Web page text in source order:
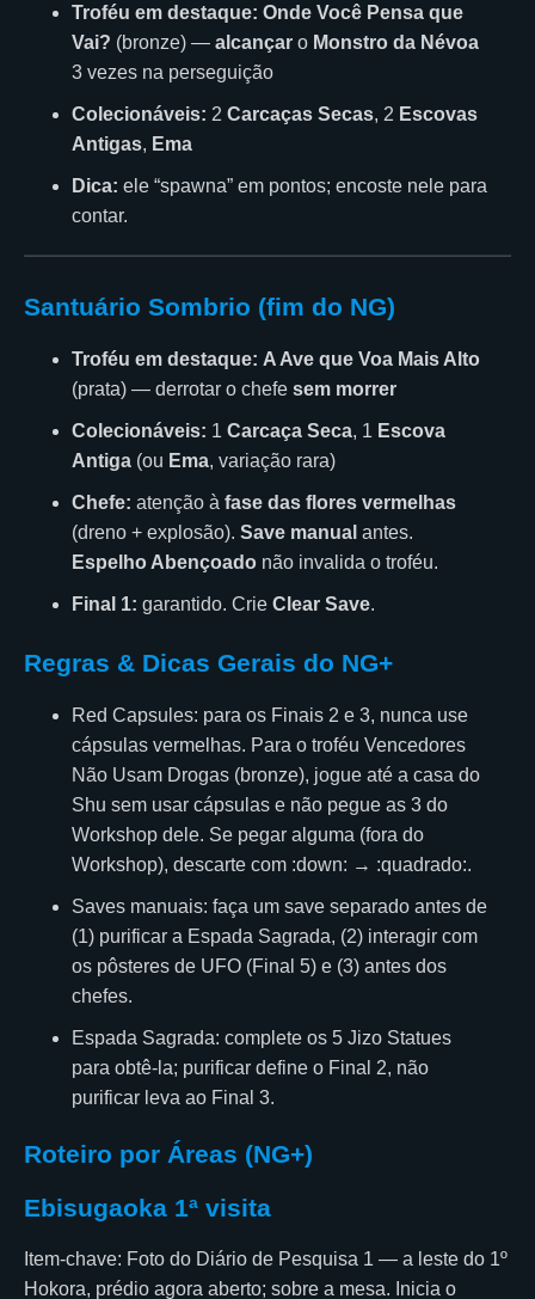
Troféu em destaque: Onde Você Pensa que
Vai? (bronze) — alcançar o Monstro da Névoa
3 vezes na perseguição
Colecionáveis: 2 Carcaças Secas, 2 Escovas
Antigas, Ema
Dica: ele “spawna” em pontos; encoste nele para
contar.
Santuário Sombrio (fim do NG)
Troféu em destaque: A Ave que Voa Mais Alto
(prata) — derrotar o chefe sem morrer
Colecionáveis: 1 Carcaça Seca, 1 Escova
Antiga (ou Ema, variação rara)
Chefe: atenção à fase das flores vermelhas
(dreno + explosão). Save manual antes.
Espelho Abençoado não invalida o troféu.
Final 1: garantido. Crie Clear Save.
Regras & Dicas Gerais do NG+
Red Capsules: para os Finais 2 e 3, nunca use
cápsulas vermelhas. Para o troféu Vencedores
Não Usam Drogas (bronze), jogue até a casa do
Shu sem usar cápsulas e não pegue as 3 do
Workshop dele. Se pegar alguma (fora do
Workshop), descarte com :down: → :quadrado:.
Saves manuais: faça um save separado antes de
(1) purificar a Espada Sagrada, (2) interagir com
os pôsteres de UFO (Final 5) e (3) antes dos
chefes.
Espada Sagrada: complete os 5 Jizo Statues
para obtê-la; purificar define o Final 2, não
purificar leva ao Final 3.
Roteiro por Áreas (NG+)
Ebisugaoka 1ª visita
Item-chave: Foto do Diário de Pesquisa 1 — a leste do 1º
Hokora, prédio agora aberto; sobre a mesa. Inicia o